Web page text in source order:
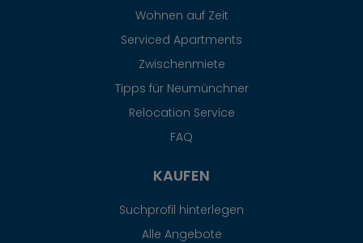
Wohnen auf Zeit
Serviced Apartments
Zwischenmiete
Tipps für Neumünchner
Relocation Service
FAQ
KAUFEN
Suchprofil hinterlegen
Alle Angebote